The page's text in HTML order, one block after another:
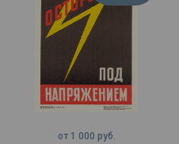
от 1 000 руб.